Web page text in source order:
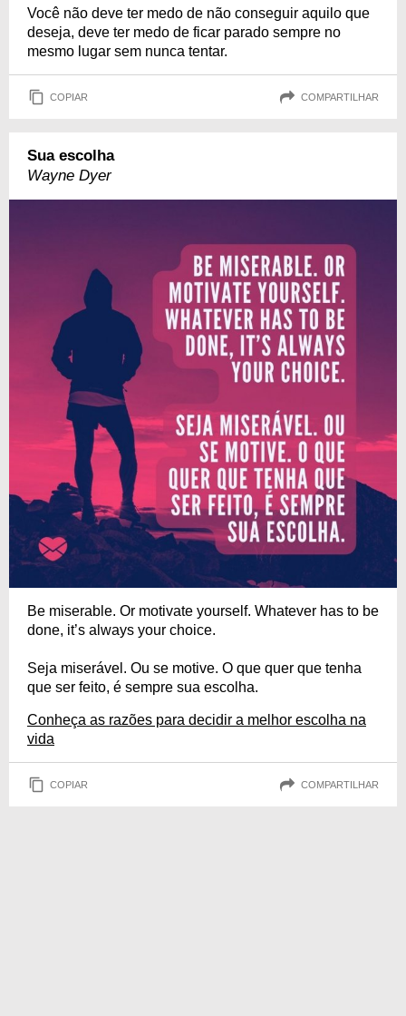
Você não deve ter medo de não conseguir aquilo que
deseja, deve ter medo de ficar parado sempre no
mesmo lugar sem nunca tentar.
COPIAR COMPARTILHAR
Sua escolha
Wayne Dyer
Be miserable. Or motivate yourself. Whatever has to be
done, it’s always your choice.
Seja miserável. Ou se motive. O que quer que tenha
que ser feito, é sempre sua escolha.
Conheça as razões para decidir a melhor escolha na
vida
COPIAR COMPARTILHAR